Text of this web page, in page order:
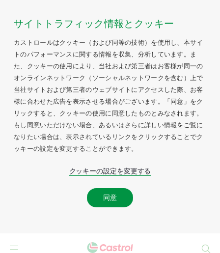
サイトトラフィック情報とクッキー
カストロールはクッキー（および同等の技術）を使用し、本サイ
トのパフォーマンスに関する情報を収集、分析しています。ま
た、クッキーの使用により、当社および第三者はお客様が同一の
オンラインネットワーク（ソーシャルネットワークを含む）上で
当社サイトおよび第三者のウェブサイトにアクセスした際、お客
様に合わせた広告を表示させる場合がございます。「同意」をク
リックすると、クッキーの使用に同意したものとみなされます。
もし同意いただけない場合、あるいはさらに詳しい情報をご覧に
なりたい場合は、表示されているリンクをクリックすることでク
ッキーの設定を変更することができます。
クッキーの設定を変更する
同意